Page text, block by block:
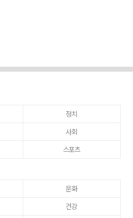
정치
사회
스포츠
문화
건강